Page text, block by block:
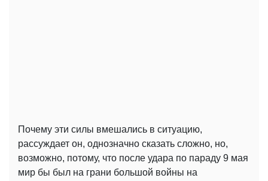
Почему эти силы вмешались в ситуацию,
рассуждает он, однозначно сказать сложно, но,
возможно, потому, что после удара по параду 9 мая
мир бы был на грани большой войны на